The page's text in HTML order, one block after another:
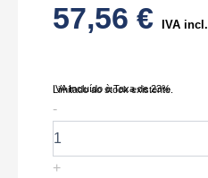
57,56 € IVA incl.
IVA Incluído à Taxa de 23%
Limitado ao stock existente.
-
de
TK-
RMS-
+